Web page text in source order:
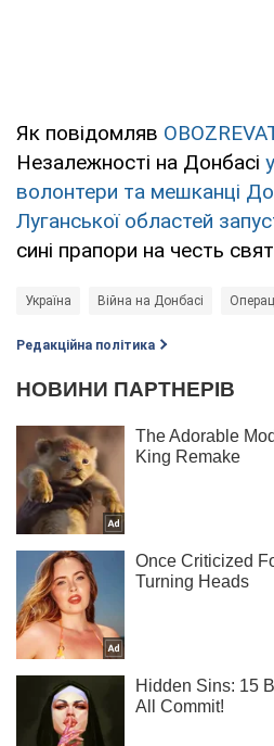
Як повідомляв
Незалежності на Донбасі
волонтери та мешканці
Луганської областей
сині прапори на честь
Україна Війна на Донбасі
Редакційна політика